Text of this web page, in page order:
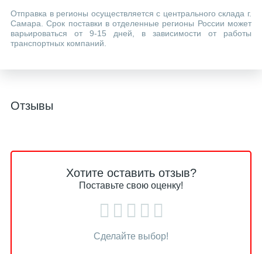
Отправка в регионы осуществляется с центрального склада г.
Самара. Срок поставки в отделенные регионы России может
варьироваться от 9-15 дней, в зависимости от работы
транспортных компаний.
Отзывы
Хотите оставить отзыв?
Поставьте свою оценку!
Сделайте выбор!